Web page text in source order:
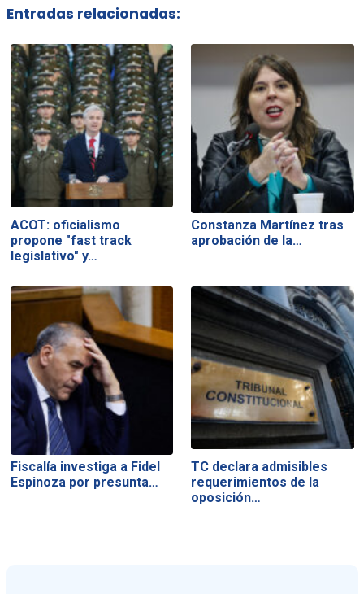
Entradas relacionadas:
ACOT: oficialismo
propone "fast track
legislativo" y…
Constanza Martínez tras
aprobación de la…
Fiscalía investiga a Fidel
Espinoza por presunta…
TC declara admisibles
requerimientos de la
oposición…